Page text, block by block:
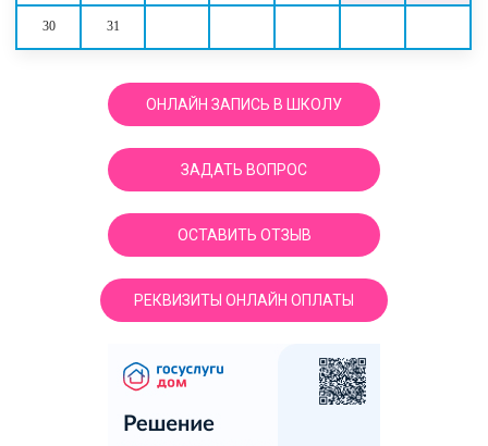
30 31
ОНЛАЙН ЗАПИСЬ В ШКОЛУ
ЗАДАТЬ ВОПРОС
ОСТАВИТЬ ОТЗЫВ
РЕКВИЗИТЫ ОНЛАЙН ОПЛАТЫ